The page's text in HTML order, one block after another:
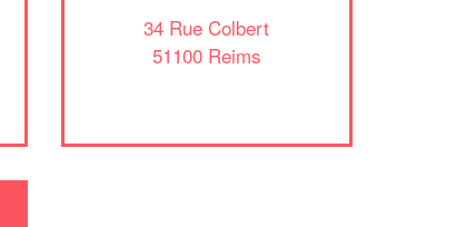
34 Rue Colbert
51100 Reims